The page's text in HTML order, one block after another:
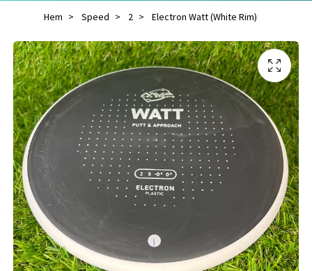
Hem Speed 2 Electron Watt (White Rim)